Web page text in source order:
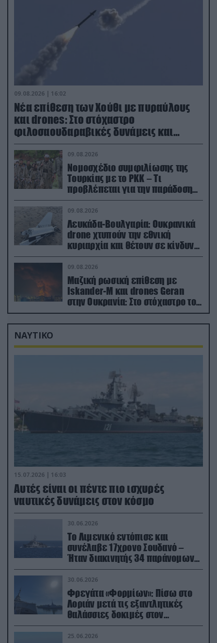
09.08.2026 | 16:02
Νέα επίθεση των Χούθι με πυραύλους
και drones: Στο στόχαστρο
φιλοσαουδαραβικές δυνάμεις και
εγκαταστάσεις
09.08.2026
Νομοσχέδιο συμφιλίωσης της
Τουρκίας με το ΡΚΚ – Τι
προβλέπεται για την παράδοση
των όπλων
09.08.2026
Λευκάδα-Βουλγαρία: Ουκρανικά
drone χτυπούν την εθνική
κυριαρχία και θέτουν σε κίνδυνο
οικονομίες χωρών του ΝΑΤΟ
09.08.2026
Μαζική ρωσική επίθεση με
Iskander-M και drones Geran
στην Ουκρανία: Στο στόχαστρο το
εργοστάσιο των Flamingo
ΝΑΥΤΙΚΟ
15.07.2026 | 16:03
Aυτές είναι οι πέντε πιο ισχυρές
ναυτικές δυνάμεις στον κόσμο
30.06.2026
Το Λιμενικό εντόπισε και
συνέλαβε 17χρονο Σουδανό –
Ήταν διακινητής 34 παράνομων
μεταναστών
30.06.2026
Φρεγάτα «Φορμίων»: Πίσω στο
Λοριάν μετά τις εξαντλητικές
θαλάσσιες δοκιμές στον
απαιτητικό Βισκαϊκό
25.06.2026